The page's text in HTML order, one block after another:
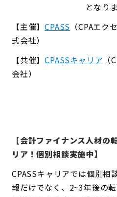
となり
【主催】CPASS （CPAエ
式会社）
【共催】CPASSキャリア
会社）
【会計ファイナンス人材の
リア！個別相談実施中】
CPASSキャリアでは個別相
報だけでなく、2~3年後の